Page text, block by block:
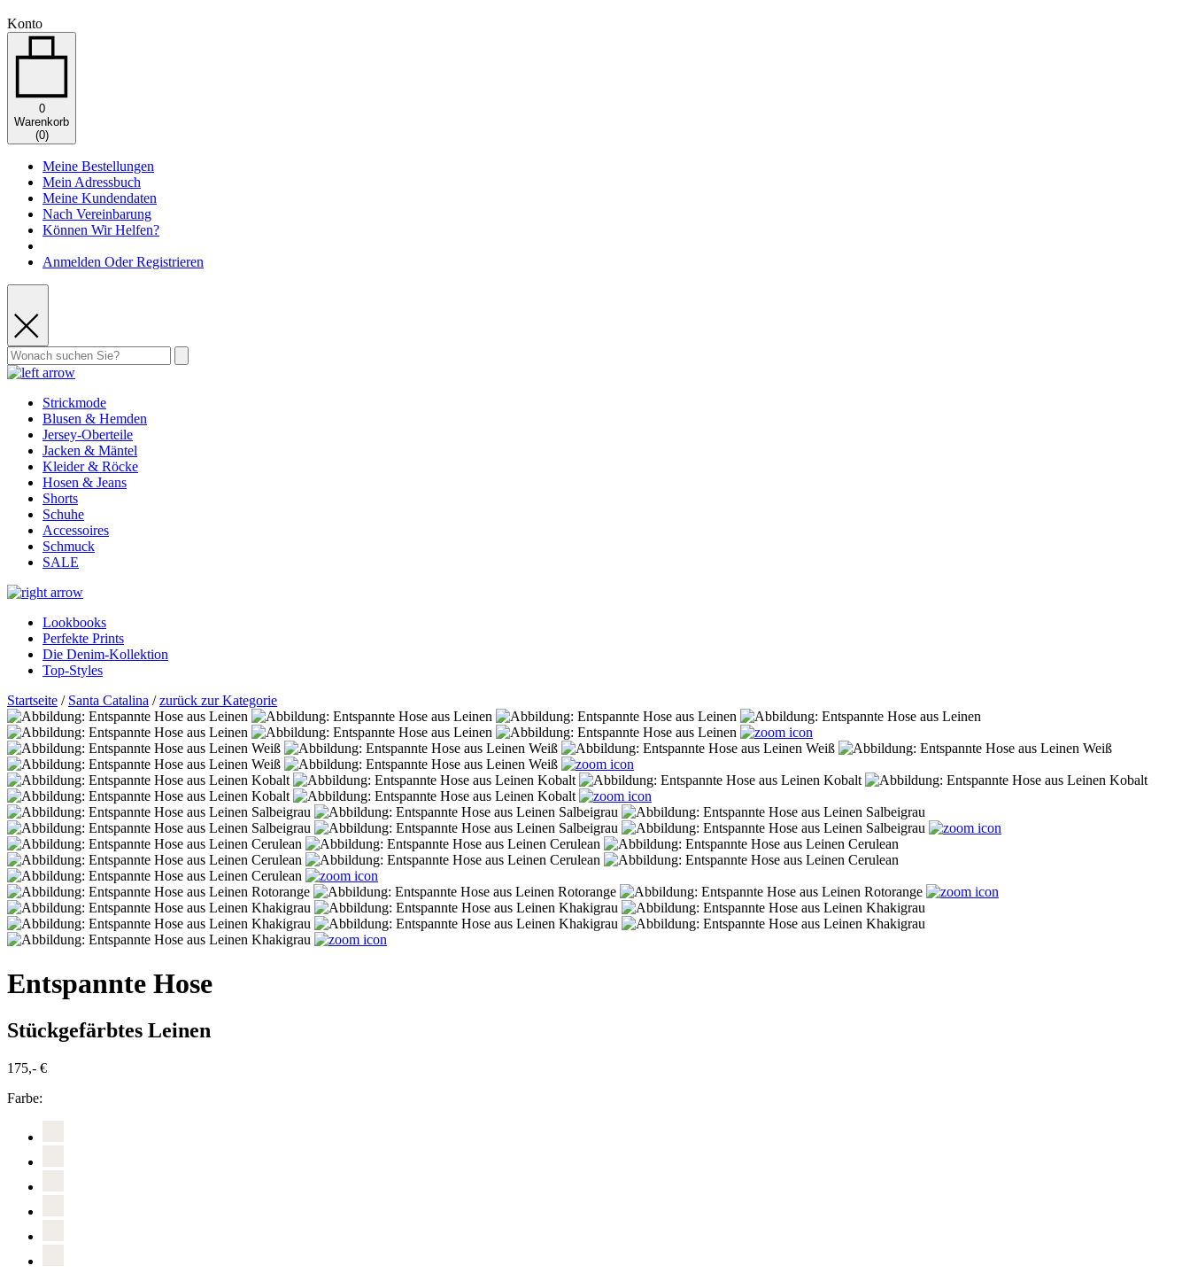
Konto
0
Warenkorb
(0)
Meine Bestellungen
Mein Adressbuch
Meine Kundendaten
Nach Vereinbarung
Können Wir Helfen?
Anmelden Oder Registrieren
Strickmode
Blusen & Hemden
Jersey-Oberteile
Jacken & Mäntel
Kleider & Röcke
Hosen & Jeans
Shorts
Schuhe
Accessoires
Schmuck
SALE
Lookbooks
Perfekte Prints
Die Denim-Kollektion
Top-Styles
Startseite / Santa Catalina /zurück zur Kategorie
Entspannte Hose
Stückgefärbtes Leinen
175,- €
Farbe: